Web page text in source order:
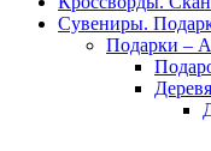
Сувениры.
Подарки –